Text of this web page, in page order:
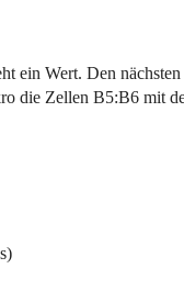
ein Wert. Den
die Zellen B5:B6 mit